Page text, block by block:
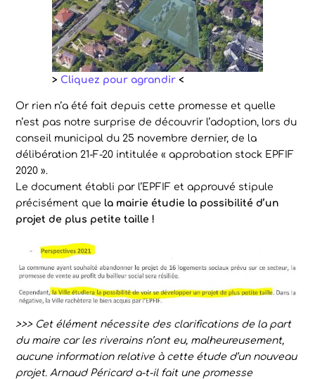
> Cliquez pour agrandir <
Or rien n’a été fait depuis cette promesse et quelle
n’est pas notre surprise de découvrir l’adoption, lors du
conseil municipal du 25 novembre dernier, de la
délibération 21-F-20 intitulée « approbation stock EPFIF
2020 ».
Le document établi par l’EPFIF et approuvé stipule
précisément que la mairie étudie la possibilité d’un
projet de plus petite taille !
>>> Cet élément nécessite des clarifications de la part
du maire car les riverains n’ont eu, malheureusement,
aucune information relative à cette étude d’un nouveau
projet. Arnaud Péricard a-t-il fait une promesse